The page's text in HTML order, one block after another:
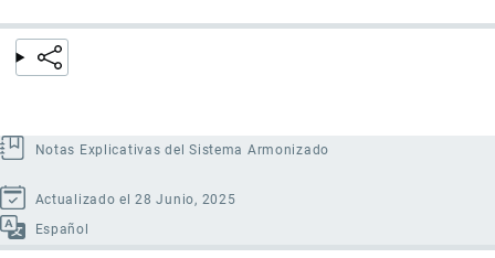
Notas Explicativas del Sistema Armonizado
Actualizado el 28 Junio, 2025
Español